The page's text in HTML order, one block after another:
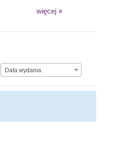
więcej »
Data wydania
Data wydania